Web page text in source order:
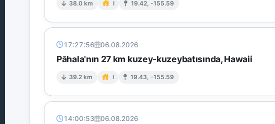
38.0 km I 19.42, -155.59
17:27:56 06.08.2026
Pāhala'nın 27 km kuzey-kuzeybatısında, Hawaii
39.2 km I 19.43, -155.59
14:00:53 06.08.2026